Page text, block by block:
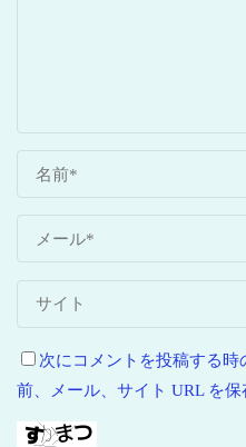
次にコメントを投稿する
前、メール、サイト URL を保